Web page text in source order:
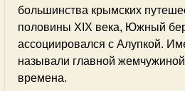
большинства крымских
половины XIX века, Южный
ассоциировался с Алупкой.
называли главной
времена.